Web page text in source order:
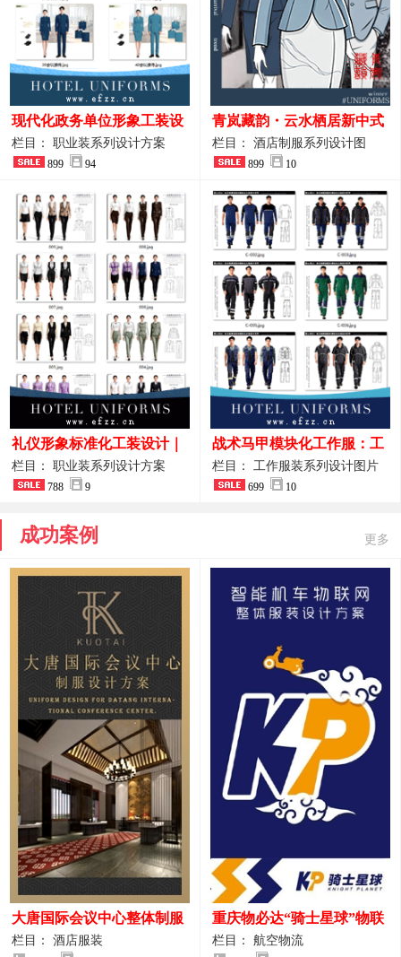
现代化政务单位形象工装设
计｜国风会务接待西装制服
整套方案
栏目： 职业装系列设计方案
899 94
青岚藏韵・云水栖居新中式
酒店全岗位制服设计原创作
品图
栏目： 酒店制服系列设计图
899 10
礼仪形象标准化工装设计｜
高端服务业仪态塑造专属职
业装系列
栏目： 职业装系列设计方案
788 9
战术马甲模块化工作服：工
程巡检与设备调试岗位的多
功能收纳设计
栏目： 工作服装系列设计图片
699 10
成功案例 更多
大唐国际会议中心整体制服
设计案例
栏目： 酒店服装
重庆物必达“骑士星球”物联
网派送人员服装设计案例
栏目： 航空物流